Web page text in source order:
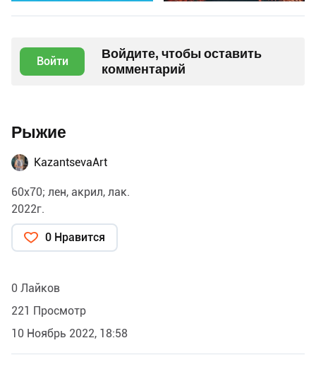
Войти
Войдите, чтобы оставить
комментарий
Рыжие
KazantsevaArt
60х70; лен, акрил, лак.
2022г.
0 Нравится
0 Лайков
221 Просмотр
10 Ноябрь 2022, 18:58